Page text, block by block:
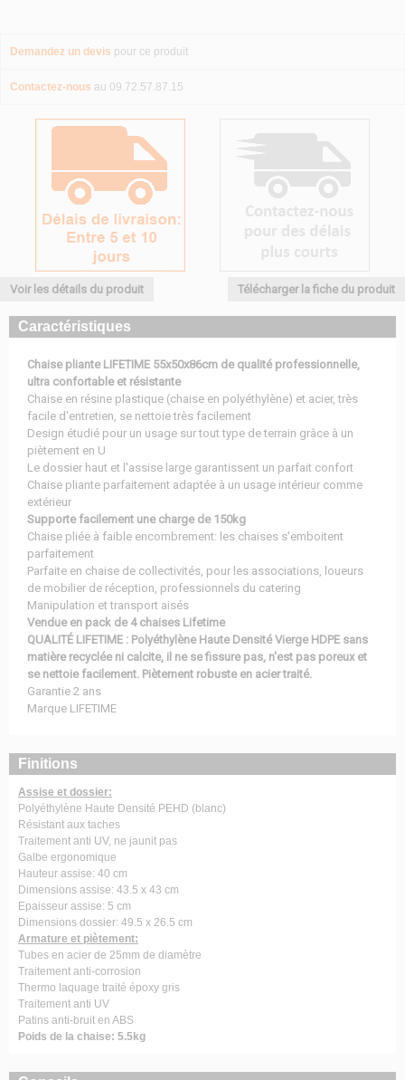
Demandez un devis pour ce produit
Contactez-nous au 09.72.57.87.15
Voir les détails du produit Télécharger la fiche du produit
Caractéristiques
Chaise pliante LIFETIME 55x50x86cm de qualité professionnelle,
ultra confortable et résistante
Chaise en résine plastique (chaise en polyéthylène) et acier, très
facile d'entretien, se nettoie très facilement
Design étudié pour un usage sur tout type de terrain grâce à un
piètement en U
Le dossier haut et l'assise large garantissent un parfait confort
Chaise pliante parfaitement adaptée à un usage intérieur comme
extérieur
Supporte facilement une charge de 150kg
Chaise pliée à faible encombrement: les chaises s'emboitent
parfaitement
Parfaite en chaise de collectivités, pour les associations, loueurs
de mobilier de réception, professionnels du catering
Manipulation et transport aisés
Vendue en pack de 4 chaises Lifetime
QUALITÉ LIFETIME : Polyéthylène Haute Densité Vierge HDPE sans
matière recyclée ni calcite, il ne se fissure pas, n'est pas poreux et
se nettoie facilement. Piètement robuste en acier traité.
Garantie 2 ans
Marque LIFETIME
Finitions
Assise et dossier:
Polyéthylène Haute Densité PEHD (blanc)
Résistant aux taches
Traitement anti UV, ne jaunit pas
Galbe ergonomique
Hauteur assise: 40 cm
Dimensions assise: 43.5 x 43 cm
Epaisseur assise: 5 cm
Dimensions dossier: 49.5 x 26.5 cm
Armature et piètement:
Tubes en acier de 25mm de diamètre
Traitement anti-corrosion
Thermo laquage traité époxy gris
Traitement anti UV
Patins anti-bruit en ABS
Poids de la chaise: 5.5kg